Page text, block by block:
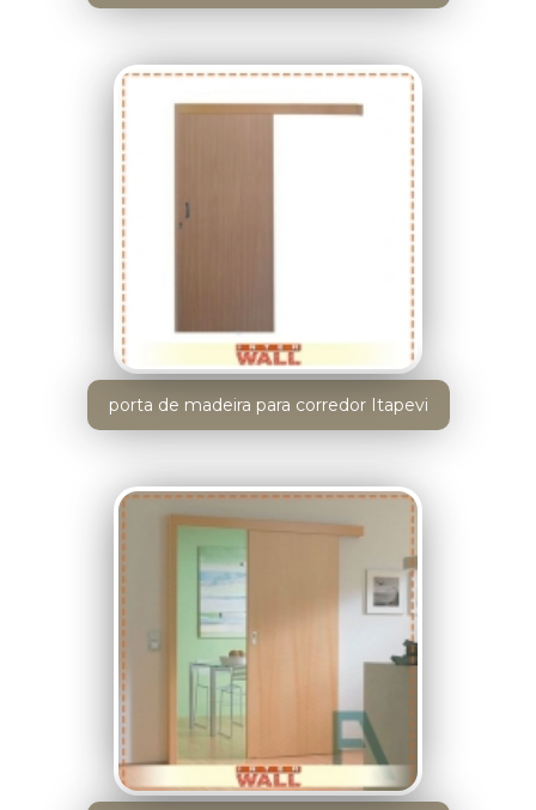
porta de madeira para corredor Itapevi